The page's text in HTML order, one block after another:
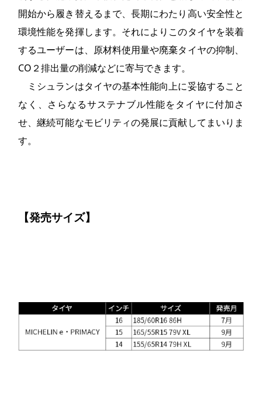
開始から履き替えるまで、長期にわたり高い安全性と
環境性能を発揮します。それによりこのタイヤを装着
するユーザーは、原材料使用量や廃棄タイヤの抑制、
CO２排出量の削減などに寄与できます。
ミシュランはタイヤの基本性能向上に妥協すること
なく、さらなるサステナブル性能をタイヤに付加さ
せ、継続可能なモビリティの発展に貢献してまいりま
す。
【発売サイズ】